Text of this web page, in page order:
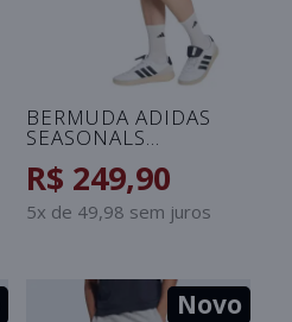
BERMUDA ADIDAS
SEASONALS
R$ 249,90
5x de 49,98 sem juros
Novo